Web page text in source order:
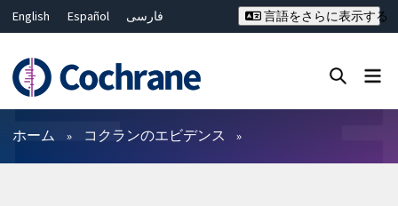
English Español
فارسی
Deutsch
Bahasa Malaysia
ไทย
繁體中文
简体中文
言語をさらに表示する
フィルター
ホーム コクランのエビデンス